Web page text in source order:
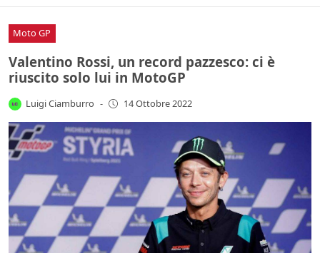
Moto GP
Valentino Rossi, un record pazzesco: ci è
riuscito solo lui in MotoGP
Luigi Ciamburro - 14 Ottobre 2022